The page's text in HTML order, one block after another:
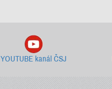
YOUTUBE kanál ČSJ